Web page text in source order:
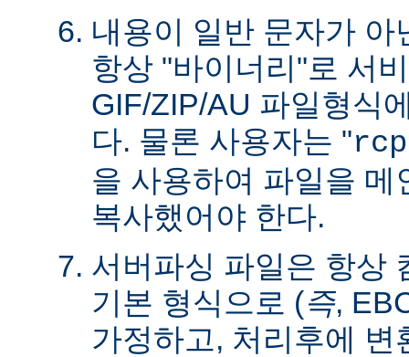
내용이 일반 문자가 아
항상 "바이너리"로 서
GIF/ZIP/AU 파일형식
다. 물론 사용자는 "
을 사용하여 파일을 메
복사했어야 한다.
서버파싱 파일은 항상
기본 형식으로 (즉,
가정하고, 처리후에 변